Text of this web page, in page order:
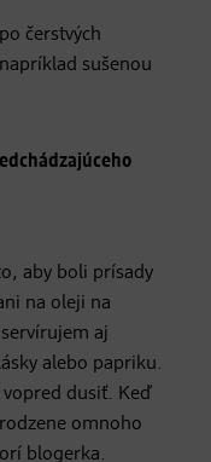
čerstvých
sušenou
aby boli prísady
na oleji na
aj
alebo papriku.
dusiť. Keď
omnoho
blogerka.